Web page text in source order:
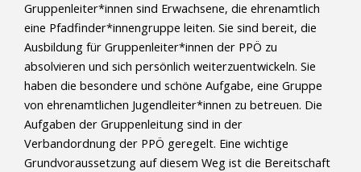
Gruppenleiter*innen sind Erwachsene, die ehrenamtlich
eine Pfadfinder*innengruppe leiten. Sie sind bereit, die
Ausbildung für Gruppenleiter*innen der PPÖ zu
absolvieren und sich persönlich weiterzuentwickeln. Sie
haben die besondere und schöne Aufgabe, eine Gruppe
von ehrenamtlichen Jugendleiter*innen zu betreuen. Die
Aufgaben der Gruppenleitung sind in der
Verbandordnung der PPÖ geregelt. Eine wichtige
Grundvoraussetzung auf diesem Weg ist die Bereitschaft